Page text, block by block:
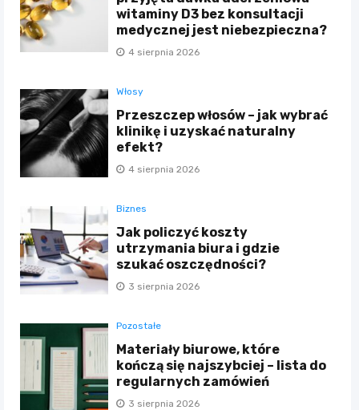
witaminy D3 bez konsultacji
medycznej jest niebezpieczna?
4 sierpnia 2026
Włosy
Przeszczep włosów – jak wybrać
klinikę i uzyskać naturalny
efekt?
4 sierpnia 2026
Biznes
Jak policzyć koszty
utrzymania biura i gdzie
szukać oszczędności?
3 sierpnia 2026
Pozostałe
Materiały biurowe, które
kończą się najszybciej – lista do
regularnych zamówień
3 sierpnia 2026